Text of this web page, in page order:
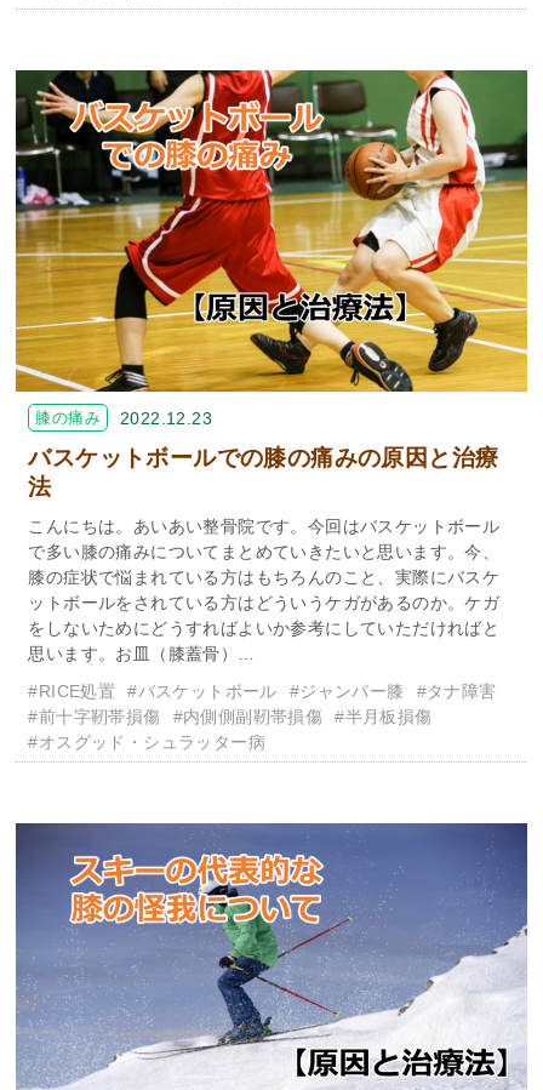
膝の痛み 2022.12.23
バスケットボールでの膝の痛みの原因と治療
法
こんにちは。あいあい整骨院です。今回はバスケットボール
で多い膝の痛みについてまとめていきたいと思います。今、
膝の症状で悩まれている方はもちろんのこと、実際にバスケ
ットボールをされている方はどういうケガがあるのか。ケガ
をしないためにどうすればよいか参考にしていただければと
思います。お皿（膝蓋骨）…
#RICE処置
#バスケットボール #ジャンパー膝
#タナ障害
#前十字靭帯損傷
#内側側副靭帯損傷
#半月板損傷
#オスグッド・シュラッター病